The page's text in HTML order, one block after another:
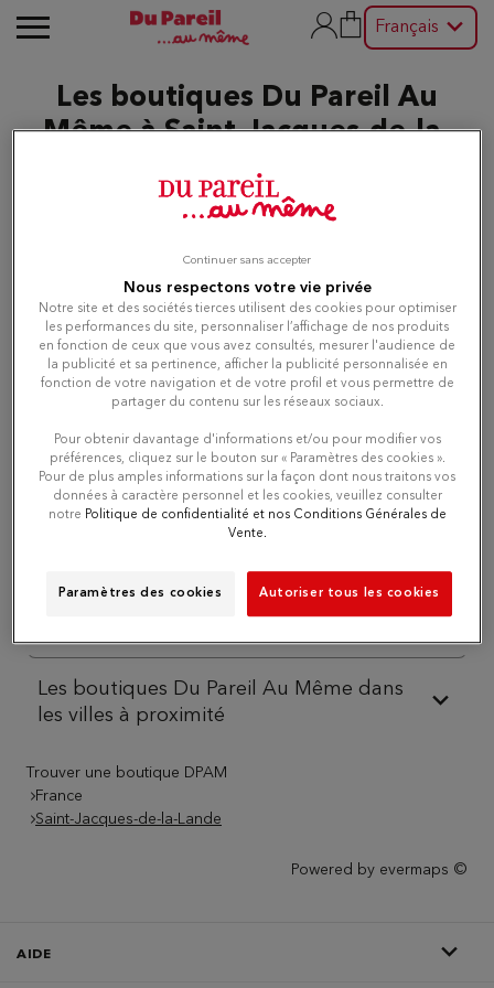
Français
Les boutiques Du Pareil Au
Même à Saint-Jacques-de-la-
Lande
Liste Carte
4.44 km
Du Pareil au même RENNES
C.C COLOMBIA
35000 RENNES
Fermé aujourd'hui
Les boutiques Du Pareil Au Même dans
les villes à proximité
Trouver une boutique DPAM
France
Saint-Jacques-de-la-Lande
Powered by evermaps ©
AIDE
Nous respectons votre vie privée
Notre site et des sociétés tierces utilisent des cookies pour optimiser
les performances du site, personnaliser l’affichage de nos produits
en fonction de ceux que vous avez consultés, mesurer l'audience de
la publicité et sa pertinence, afficher la publicité personnalisée en
fonction de votre navigation et de votre profil et vous permettre de
partager du contenu sur les réseaux sociaux.
Pour obtenir davantage d'informations et/ou pour modifier vos
préférences, cliquez sur le bouton sur « Paramètres des cookies ».
Pour de plus amples informations sur la façon dont nous traitons vos
données à caractère personnel et les cookies, veuillez consulter
notre Politique de confidentialité et nos Conditions Générales de
Vente.
Paramètres des cookies Autoriser tous les cookies
Continuer sans accepter